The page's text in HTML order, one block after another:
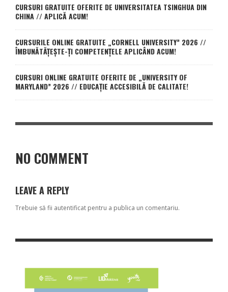
CURSURI GRATUITE OFERITE DE UNIVERSITATEA TSINGHUA DIN
CHINA // APLICĂ ACUM!
CURSURILE ONLINE GRATUITE „CORNELL UNIVERSITY” 2026 //
ÎMBUNĂTĂȚEȘTE-ȚI COMPETENȚELE APLICÂND ACUM!
CURSURI ONLINE GRATUITE OFERITE DE „UNIVERSITY OF
MARYLAND” 2026 // EDUCAȚIE ACCESIBILĂ DE CALITATE!
NO COMMENT
LEAVE A REPLY
Trebuie să fii autentificat pentru a publica un comentariu.